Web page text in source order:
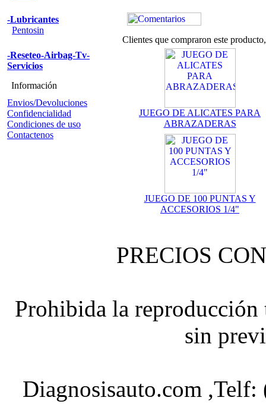
-Lubricantes
Pentosin
-Reseteo-Airbag-Tv-
Servicios
Información
Envios/Devoluciones
Confidencialidad
Condiciones de uso
Contactenos
Clientes que compraron este
JUEGO DE ALICATES PARA
ABRAZADERAS
JUEGO DE 100 PUNTAS Y
ACCESORIOS 1/4"
PRECIOS
Prohibida la
sin
Diagnosisauto.com